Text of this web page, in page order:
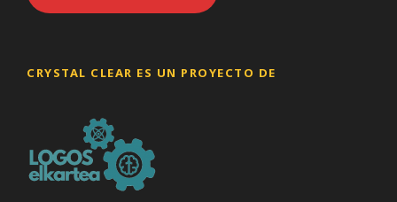
CRYSTAL CLEAR ES UN PROYECTO DE